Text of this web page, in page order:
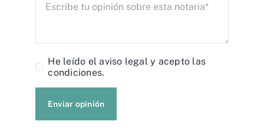
He leído elaviso legal y acepto las
condiciones.
Enviar opinión